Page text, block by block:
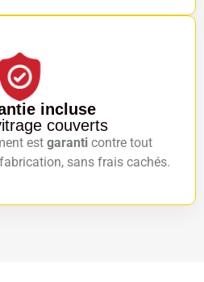
incluse
couverts
est garanticontre tout
sans frais cachés.